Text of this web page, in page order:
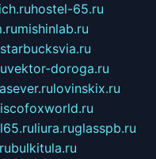
hostel-65.ru
mishinlab.ru
starbucksvia.ru
vektor-doroga.ru
lovinskix.ru
liura.ruglasspb.ru
bulkitula.ru